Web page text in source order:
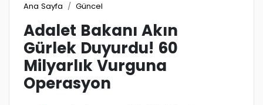
Ana Sayfa Güncel
Adalet Bakanı Akın
Gürlek Duyurdu! 60
Milyarlık Vurguna
Operasyon